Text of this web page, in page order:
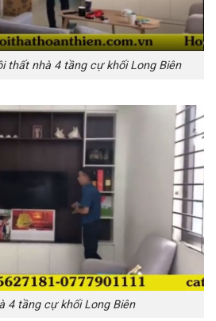
thất nhà 4 tầng cự khối Long Biên
4 tầng cự khối Long Biên